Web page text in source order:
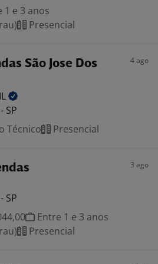
1 e 3 anos
Presencial
São Jose Dos
4 ago
SP
Técnico Presencial
3 ago
SP
Entre 1 e 3 anos
Presencial